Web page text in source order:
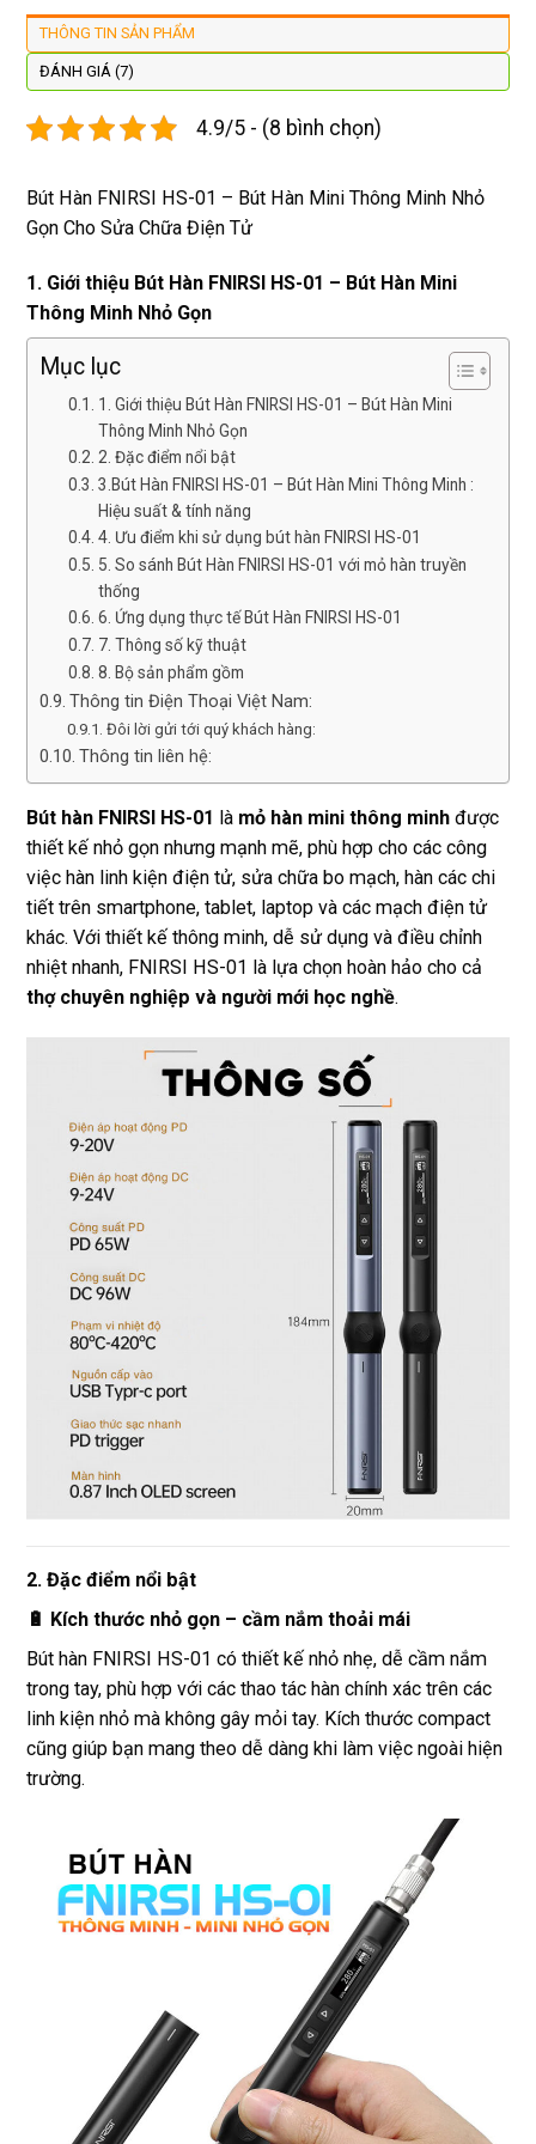
lại
xịn
phí.
Rất
tôt
tôi sẽ
đây
bền
THÔNG TIN SẢN PHẨM
ĐÁNH GIÁ (7)
4.9/5 - (8 bình chọn)
Bút Hàn FNIRSI HS-01 – Bút Hàn Mini Thông Minh Nhỏ
Gọn Cho Sửa Chữa Điện Tử
1. Giới thiệu Bút Hàn FNIRSI HS-01 – Bút Hàn Mini
Thông Minh Nhỏ Gọn
Mục lục
1. Giới thiệu Bút Hàn FNIRSI HS-01 – Bút Hàn Mini
Thông Minh Nhỏ Gọn
2. Đặc điểm nổi bật
3.Bút Hàn FNIRSI HS-01 – Bút Hàn Mini Thông Minh :
Hiệu suất & tính năng
4. Ưu điểm khi sử dụng bút hàn FNIRSI HS-01
5. So sánh Bút Hàn FNIRSI HS-01 với mỏ hàn truyền
thống
6. Ứng dụng thực tế Bút Hàn FNIRSI HS-01
7. Thông số kỹ thuật
8. Bộ sản phẩm gồm
Thông tin Điện Thoại Việt Nam:
Đôi lời gửi tới quý khách hàng:
Thông tin liên hệ:
Bút hàn FNIRSI HS-01 là mỏ hàn mini thông minh được
thiết kế nhỏ gọn nhưng mạnh mẽ, phù hợp cho các công
việc hàn linh kiện điện tử, sửa chữa bo mạch, hàn các chi
tiết trên smartphone, tablet, laptop và các mạch điện tử
khác. Với thiết kế thông minh, dễ sử dụng và điều chỉnh
nhiệt nhanh, FNIRSI HS-01 là lựa chọn hoàn hảo cho cả
thợ chuyên nghiệp và người mới học nghề.
2. Đặc điểm nổi bật
🔋 Kích thước nhỏ gọn – cầm nắm thoải mái
Bút hàn FNIRSI HS-01 có thiết kế nhỏ nhẹ, dễ cầm nắm
trong tay, phù hợp với các thao tác hàn chính xác trên các
linh kiện nhỏ mà không gây mỏi tay. Kích thước compact
cũng giúp bạn mang theo dễ dàng khi làm việc ngoài hiện
trường.